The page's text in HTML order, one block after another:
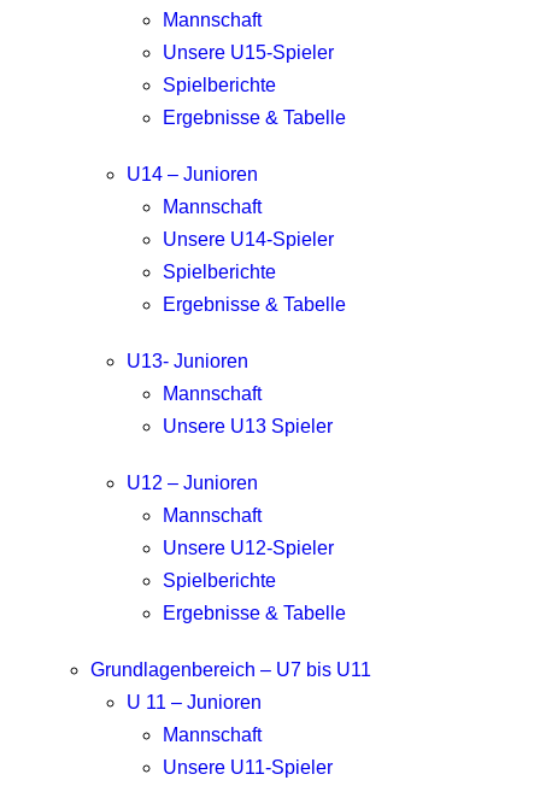
Mannschaft
Unsere U15-Spieler
Spielberichte
Ergebnisse & Tabelle
U14 – Junioren
Mannschaft
Unsere U14-Spieler
Spielberichte
Ergebnisse & Tabelle
U13- Junioren
Mannschaft
Unsere U13 Spieler
U12 – Junioren
Mannschaft
Unsere U12-Spieler
Spielberichte
Ergebnisse & Tabelle
Grundlagenbereich – U7 bis U11
U 11 – Junioren
Mannschaft
Unsere U11-Spieler